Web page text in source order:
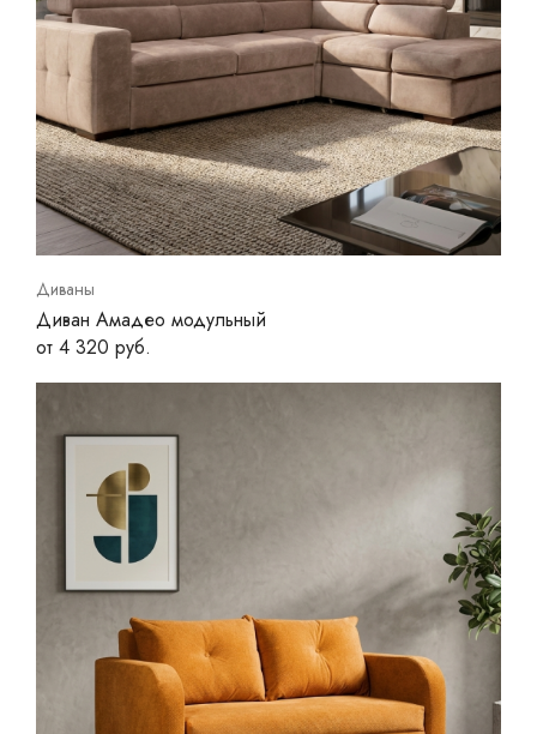
Диваны
Диван Амадео модульный
от 4 320 руб.